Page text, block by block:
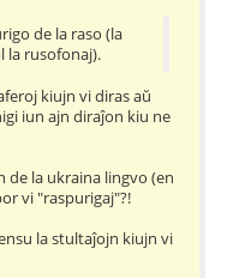
de la raso (la
la rusofonaj).
kiujn vi diras aŭ
iun ajn diraĵon kiu ne
de la ukraina lingvo (en
vi "raspurigaj"?!
la stultaĵojn kiujn vi